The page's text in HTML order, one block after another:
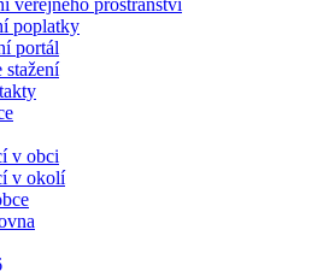
veřejného prostranství
poplatky
portál
stažení
v obci
v okolí